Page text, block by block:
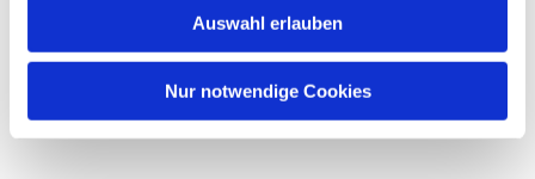
Auswahl erlauben
Nur notwendige Cookies